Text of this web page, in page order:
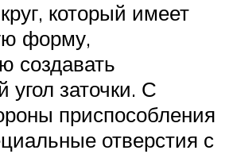
который имеет
форму,
создавать
заточки. С
приспособления
отверстия с